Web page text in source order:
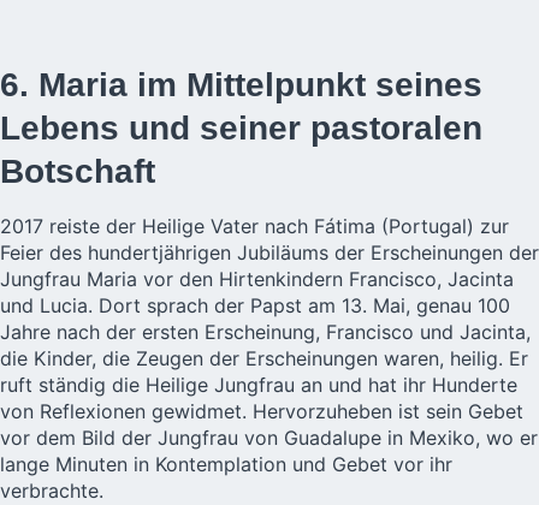
6. Maria im Mittelpunkt seines
Lebens und seiner pastoralen
Botschaft
2017 reiste der Heilige Vater nach Fátima (Portugal) zur
Feier des hundertjährigen Jubiläums der Erscheinungen der
Jungfrau Maria vor den Hirtenkindern Francisco, Jacinta
und Lucia. Dort sprach der Papst am 13. Mai, genau 100
Jahre nach der ersten Erscheinung, Francisco und Jacinta,
die Kinder, die Zeugen der Erscheinungen waren, heilig. Er
ruft ständig die Heilige Jungfrau an und hat ihr Hunderte
von Reflexionen gewidmet. Hervorzuheben ist sein Gebet
vor dem Bild der Jungfrau von Guadalupe in Mexiko, wo er
lange Minuten in Kontemplation und Gebet vor ihr
verbrachte.